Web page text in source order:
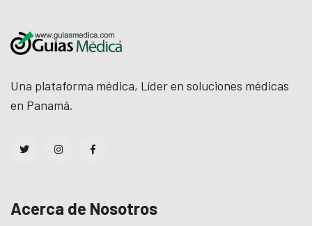
Una plataforma médica, Líder en soluciones médicas
en Panamá.
Acerca de Nosotros